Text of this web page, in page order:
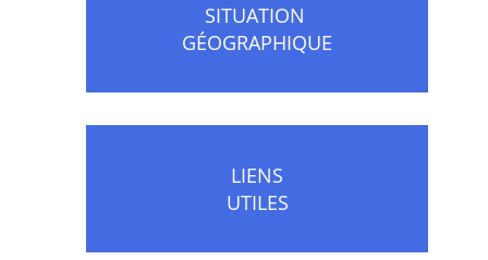
SITUATION
GÉOGRAPHIQUE
LIENS
UTILES